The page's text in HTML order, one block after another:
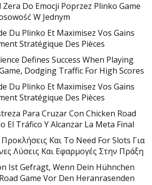
Zera Do Emocji Poprzez Plinko Game
W Jednym
Du Plinko Et Maximisez Vos Gains
Stratégique Des Pièces
Defines Success When Playing
Dodging Traffic For High Scores
Du Plinko Et Maximisez Vos Gains
Stratégique Des Pièces
Para Cruzar Con Chicken Road
El Tráfico Y Alcanzar La Meta Final
Και Το Need For Slots Για
Λύσεις Και Εφαρμογές Στην Πράξη
Ist Gefragt, Wenn Dein Hühnchen
Game Vor Den Heranrasenden